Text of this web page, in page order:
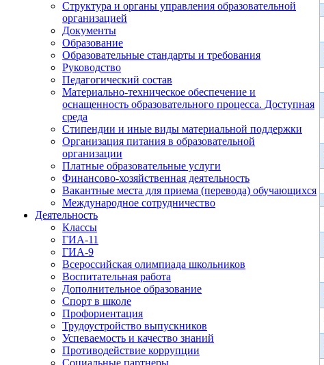
Структура и органы управления образовательной
организацией
Документы
Образование
Образовательные стандарты и требования
Руководство
Педагогический состав
Материально-техническое обеспечение и
оснащенность образовательного процесса. Доступная
среда
Стипендии и иные виды материальной поддержки
Организация питания в образовательной
организации
Платные образовательные услуги
Финансово-хозяйственная деятельность
Вакантные места для приема (перевода) обучающихся
Международное сотрудничество
Деятельность
Классы
ГИА-11
ГИА-9
Всероссийская олимпиада школьников
Воспитательная работа
Дополнительное образование
Спорт в школе
Профориентация
Трудоустройство выпускников
Успеваемость и качество знаний
Противодействие коррупции
Социальные партнеры